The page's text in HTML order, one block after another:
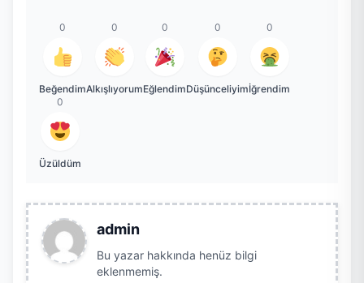
0
Beğendim
0
Alkışlıyorum
0
Eğlendim
0
Düşünceliyim
0
İğrendim
0
Üzüldüm
admin
Bu yazar hakkında henüz bilgi
eklenmemiş.